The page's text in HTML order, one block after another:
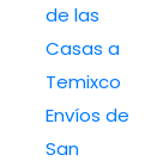
de las
Casas a
Temixco
Envíos de
San